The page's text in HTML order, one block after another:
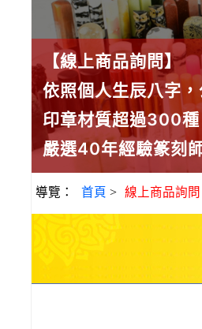
【線上商品詢問】
依照個人生辰八字
印章材質超過300
嚴選40年經驗篆刻
導覽： 首頁 > 線上商品詢問